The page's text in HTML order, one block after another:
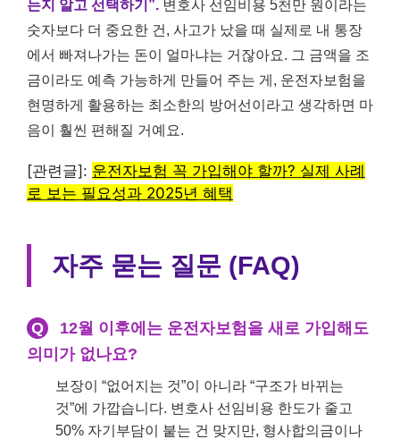
는지 알고 선택하기”. 변호사 선임비용 5천만 원이라는
숫자보다 더 중요한 건, 사고가 났을 때 실제로 내 통장
에서 빠져나가는 돈이 얼마냐는 거잖아요. 그 금액을 조
금이라도 예측 가능하게 만들어 주는 게, 운전자보험을
현명하게 활용하는 최소한의 방어선이라고 생각하면 마
음이 훨씬 편해질 거예요.
[관련글]: 운전자보험 꼭 가입해야 할까? 실제 사례
로 보는 필요성과 2025년 혜택
자주 묻는 질문 (FAQ)
Q
12월 이후에는 운전자보험을 새로 가입해도
의미가 없나요?
보장이 “없어지는 것”이 아니라 “구조가 바뀌는
것”에 가깝습니다. 변호사 선임비용 한도가 줄고
50% 자기부담이 붙는 건 맞지만, 형사합의금이나